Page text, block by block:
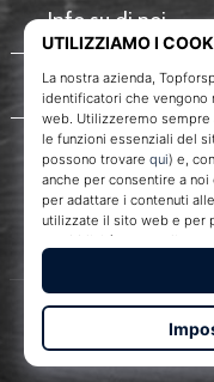
Info su di noi
Servizio clienti
Topforsport s. r. o.,
© 2010 –